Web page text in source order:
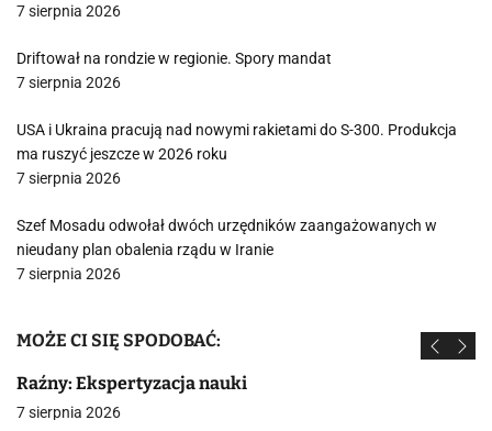
7 sierpnia 2026
Driftował na rondzie w regionie. Spory mandat
7 sierpnia 2026
USA i Ukraina pracują nad nowymi rakietami do S-300. Produkcja
ma ruszyć jeszcze w 2026 roku
7 sierpnia 2026
Szef Mosadu odwołał dwóch urzędników zaangażowanych w
nieudany plan obalenia rządu w Iranie
7 sierpnia 2026
MOŻE CI SIĘ SPODOBAĆ:
Raźny: Ekspertyzacja nauki
7 sierpnia 2026